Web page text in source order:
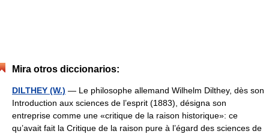
Mira otros diccionarios:
DILTHEY (W.) — Le philosophe allemand Wilhelm Dilthey, dès son
Introduction aux sciences de l’esprit (1883), désigna son
entreprise comme une «critique de la raison historique»: ce
qu’avait fait la Critique de la raison pure à l’égard des sciences de